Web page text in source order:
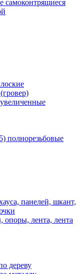
самоконтрящиеся
полнорезьбовые
панелей, шкант,
лента, лента
дереву